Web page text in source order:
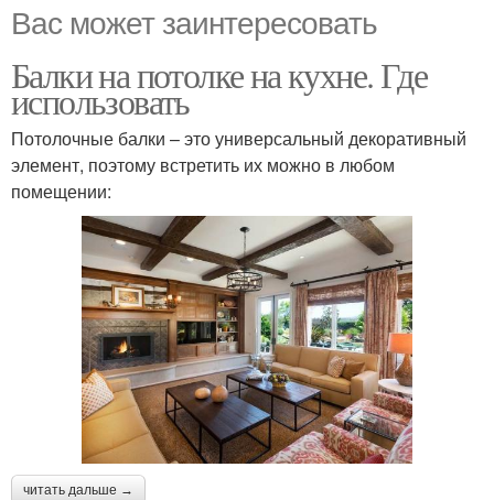
Вас может заинтересовать
Балки на потолке на кухне. Где
использовать
Потолочные балки – это универсальный декоративный
элемент, поэтому встретить их можно в любом
помещении:
читать дальше →